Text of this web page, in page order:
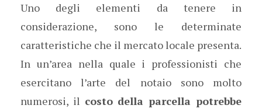
Uno degli elementi da tenere in
considerazione, sono le determinate
caratteristiche che il mercato locale presenta.
In un’area nella quale i professionisti che
esercitano l’arte del notaio sono molto
numerosi, il costo della parcella potrebbe